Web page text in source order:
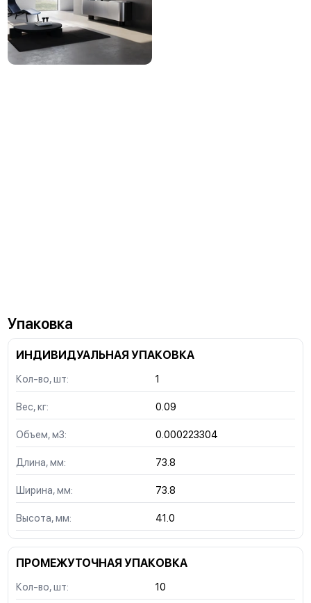
Упаковка
ИНДИВИДУАЛЬНАЯ УПАКОВКА
Кол-во, шт: 1
Вес, кг: 0.09
Объем, м3: 0.000223304
Длина, мм: 73.8
Ширина, мм: 73.8
Высота, мм: 41.0
ПРОМЕЖУТОЧНАЯ УПАКОВКА
Кол-во, шт: 10